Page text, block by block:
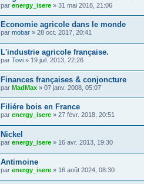
par energy_isere » 31 mai 2018, 21:06
Economie agricole dans le monde
par mobar » 28 oct. 2017, 20:41
L'industrie agricole française.
par Tovi » 19 juil. 2013, 22:26
Finances françaises & conjoncture
par MadMax » 07 janv. 2008, 05:07
Filiére bois en France
par energy_isere » 27 févr. 2018, 20:51
Nickel
par energy_isere » 16 avr. 2013, 19:30
Antimoine
par energy_isere » 16 août 2024, 08:30